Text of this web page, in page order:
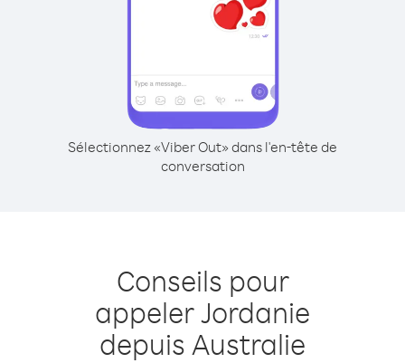
Sélectionnez «Viber Out» dans l'en-tête de
conversation
Conseils pour
appeler Jordanie
depuis Australie